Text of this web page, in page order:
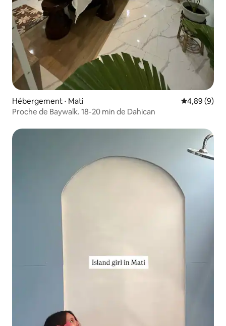
Hébergement ⋅ Mati Évaluation
4,89 (9)
Proche de Baywalk. 18-20 min de Dahican